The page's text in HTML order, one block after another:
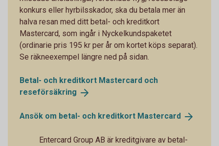
konkurs eller hyrbilsskador, ska du betala mer än
halva resan med ditt betal- och kreditkort
Mastercard, som ingår i Nyckelkundspaketet
(ordinarie pris 195 kr per år om kortet köps separat).
Se räkneexempel längre ned på sidan.
Betal- och kreditkort Mastercard och
reseförsäkring
Ansök om betal- och kreditkort Mastercard
Entercard Group AB är kreditgivare av betal-